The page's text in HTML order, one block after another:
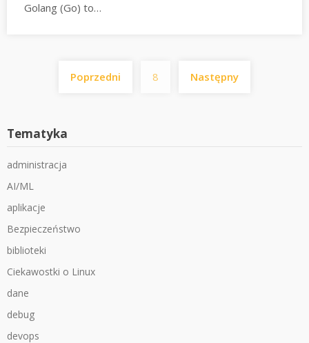
Golang (Go) to…
wpisów
Poprzedni 8 Następny
Tematyka
administracja
AI/ML
aplikacje
Bezpieczeństwo
biblioteki
Ciekawostki o Linux
dane
debug
devops